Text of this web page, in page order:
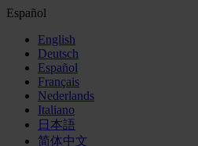
Español
English
Deutsch
Español
Français
Nederlands
Italiano
日本語
简体中文